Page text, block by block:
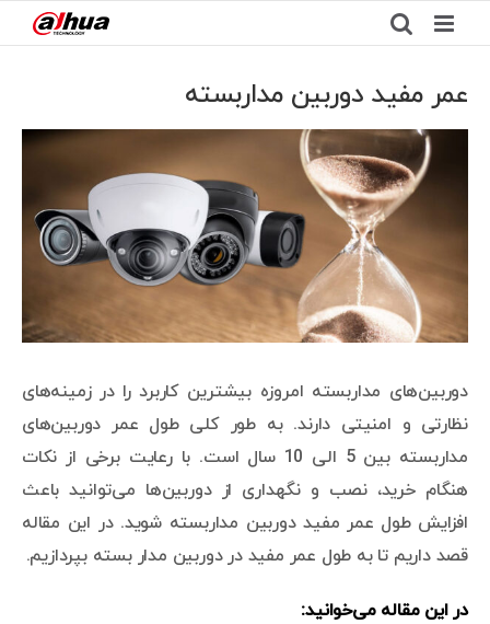
to
عمر مفید دوربین مداربسته
Larger
دوربین‌های مداربسته امروزه بیشترین کاربرد را در زمینه‌های
نظارتی و امنیتی دارند. به طور کلی طول عمر دوربین‌های
مداربسته بین 5 الی 10 سال است. با رعایت برخی از نکات
هنگام خرید، نصب و نگهداری از دوربین‌ها می‌توانید باعث
افزایش طول عمر مفید دوربین مداربسته شوید. در این مقاله
قصد داریم تا به طول عمر مفید در دوربین مدار بسته بپردازیم.
در این مقاله می‌خوانید: